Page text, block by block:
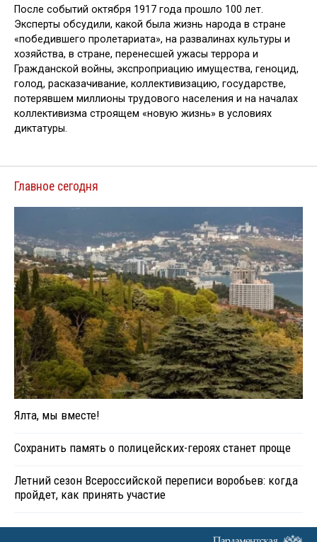
После событий октября 1917 года прошло 100 лет.
Эксперты обсудили, какой была жизнь народа в стране
«победившего пролетариата», на развалинах культуры и
хозяйства, в стране, перенесшей ужасы террора и
Гражданской войны, экспроприацию имущества, геноцид,
голод, расказачивание, коллективизацию, государстве,
потерявшем миллионы трудового населения и на началах
коллективизма строящем «новую жизнь» в условиях
диктатуры.
Главное сегодня
Ялта, мы вместе!
Сохранить память о полицейских-героях станет проще
Летний сезон Всероссийской переписи воробьев: когда
пройдет, как принять участие